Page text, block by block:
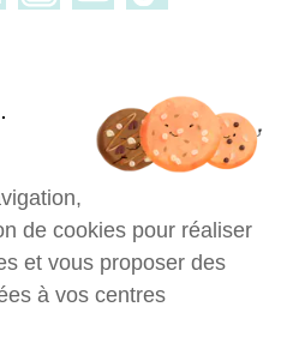
de cookies pour réaliser
et vous proposer des
à vos centres